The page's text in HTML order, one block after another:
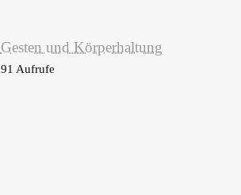
Gesten und Körperhaltung
91 Aufrufe